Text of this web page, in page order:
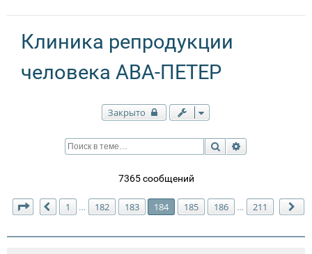
Клиника репродукции
человека АВА-ПЕТЕР
Закрыто
Поиск
7365 сообщений
Страница 184 из211
Пред.
1 … 182 183 184 185 186 … 211